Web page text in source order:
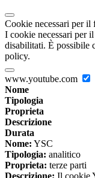
Cookie necessari per il
I cookie necessari per
disabilitati. È possibile
policy.
www.youtube.com
Nome
Tipologia
Proprieta
Descrizione
Durata
Nome: YSC
Tipologia: analitico
Proprieta: terze parti